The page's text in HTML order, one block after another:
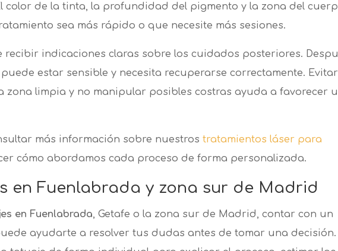
color de la tinta, la profundidad del pigmento y la zona del
sea más rápido o que necesite más sesiones.
recibir indicaciones claras sobre los cuidados posteriores.
estar sensible y necesita recuperarse correctamente.
zona limpia y no manipular posibles costras ayuda a favorecer
más información sobre nuestrostratamientos láser para
cómo abordamos cada proceso de forma personalizada.
en Fuenlabrada y zona sur de Madrid
en Fuenlabrada, Getafe o la zona sur de Madrid, contar con un
ayudarte a resolver tus dudas antes de tomar una decisión.